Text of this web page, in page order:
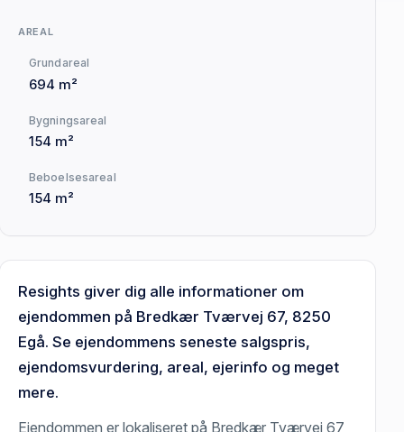
AREAL
Grundareal
694 m²
Bygningsareal
154 m²
Beboelsesareal
154 m²
Resights giver dig alle informationer om
ejendommen på Bredkær Tværvej 67, 8250
Egå. Se ejendommens seneste salgspris,
ejendomsvurdering, areal, ejerinfo og meget
mere.
Ejendommen er lokaliseret på Bredkær Tværvej 67,